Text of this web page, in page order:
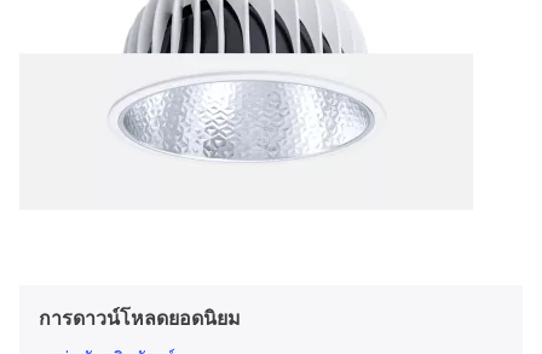
การดาวน์โหลดยอดนิยม